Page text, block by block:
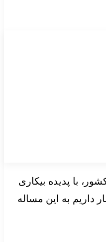
با پدیده بیکاری
داریم به این مساله